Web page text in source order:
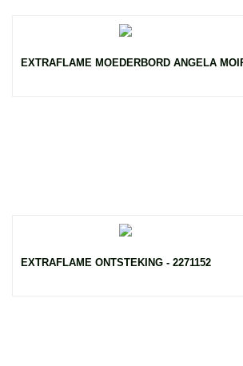
EXTRAFLAME MOEDERBORD ANGELA
EXTRAFLAME ONTSTEKING - 2271152